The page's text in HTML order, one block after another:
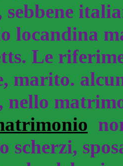
locandina
Le
marito.
nello
scherzi,